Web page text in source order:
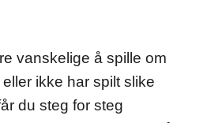
vanskelige å spille om
ikke har spilt slike
du steg for steg